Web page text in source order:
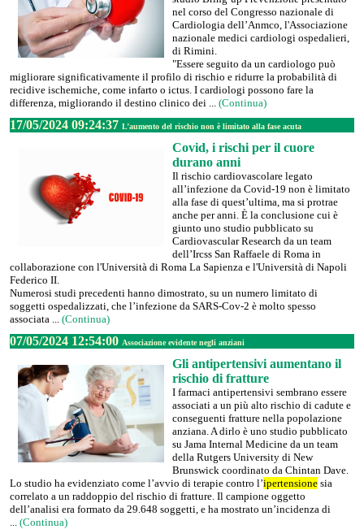
nel corso del Congresso nazionale di
Cardiologia dell’Anmco, l'Associazione
nazionale medici cardiologi ospedalieri,
di Rimini.
"Essere seguito da un cardiologo può
migliorare significativamente il profilo di rischio e ridurre la probabilità di
recidive ischemiche, come infarto o ictus. I cardiologi possono fare la
differenza, migliorando il destino clinico dei ... (Continua)
17/05/2024 09:24:37 L’aumento del rischio non è limitato alla fase acuta
Covid, i rischi per il cuore
durano anni
Il rischio cardiovascolare legato
all’infezione da Covid-19 non è limitato
alla fase di quest’ultima, ma si protrae
anche per anni. È la conclusione cui è
giunto uno studio pubblicato su
Cardiovascular Research da un team
dell’Ircss San Raffaele di Roma in
collaborazione con l'Università di Roma La Sapienza e l'Università di Napoli
Federico II.
Numerosi studi precedenti hanno dimostrato, su un numero limitato di
soggetti ospedalizzati, che l’infezione da SARS-Cov-2 è molto spesso
associata ... (Continua)
07/05/2024 12:54:00 Associazione evidente negli anziani
Gli antipertensivi aumentano il
rischio di fratture
I farmaci antipertensivi sembrano essere
associati a un più alto rischio di cadute e
conseguenti fratture nella popolazione
anziana. A dirlo è uno studio pubblicato
su Jama Internal Medicine da un team
della Rutgers University di New
Brunswick coordinato da Chintan Dave.
Lo studio ha evidenziato come l’avvio di terapie contro l’ipertensione sia
correlato a un raddoppio del rischio di fratture. Il campione oggetto
dell’analisi era formato da 29.648 soggetti, e ha mostrato un’incidenza di
... (Continua)